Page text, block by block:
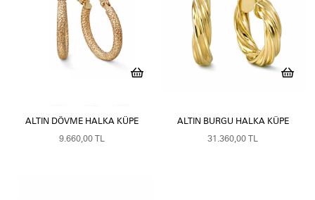
ALTIN DÖVME HALKA KÜPE
9.660,00 TL
ALTIN BURGU HALKA KÜPE
31.360,00 TL